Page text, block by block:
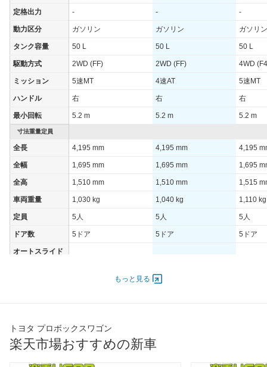
定格出力 - - -
動力区分 ガソリン ガソリン ガソリン
タンク容量 50 L 50 L 50 L
駆動方式 2WD (FF) 2WD (FF) 4WD
ミッション 5速MT 4速AT 5速MT
ハンドル 右 右 右
最小回転 5.2 m 5.2 m 5.2 m
寸法重量定員
全長 4,195 mm 4,195 mm 4,195
全幅 1,695 mm 1,695 mm 1,695
全高 1,510 mm 1,510 mm 1,515
車両重量 1,030 kg 1,040 kg 1,110 kg
定員 5人 5人 5人
ドア数 5ドア 5ドア 5ドア
オートスライド
過給機 -
タイヤ
もっと見る
トヨタ プロボックスワゴン
楽天市場おすすめの新車